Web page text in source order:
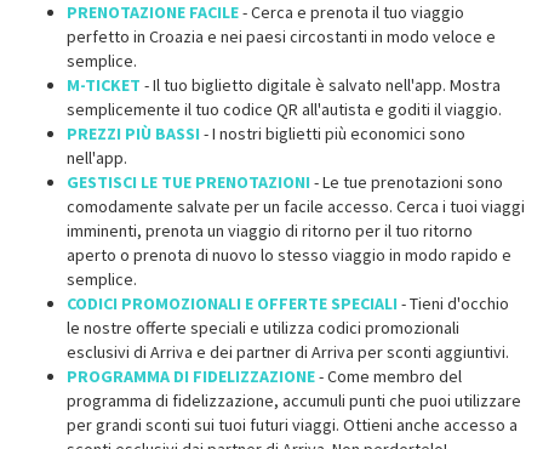
PRENOTAZIONE FACILE- Cerca e prenota il tuo viaggio
perfetto in Croazia e nei paesi circostanti in modo veloce e
semplice.
M-TICKET - Il tuo biglietto digitale è salvato nell'app. Mostra
semplicemente il tuo codice QR all'autista e goditi il viaggio.
PREZZI PIÙ BASSI - I nostri biglietti più economici sono
nell'app.
GESTISCI LE TUE PRENOTAZIONI - Le tue prenotazioni sono
comodamente salvate per un facile accesso. Cerca i tuoi viaggi
imminenti, prenota un viaggio di ritorno per il tuo ritorno
aperto o prenota di nuovo lo stesso viaggio in modo rapido e
semplice.
CODICI PROMOZIONALI E OFFERTE SPECIALI - Tieni d'occhio
le nostre offerte speciali e utilizza codici promozionali
esclusivi di Arriva e dei partner di Arriva per sconti aggiuntivi.
PROGRAMMA DI FIDELIZZAZIONE- Come membro del
programma di fidelizzazione, accumuli punti che puoi utilizzare
per grandi sconti sui tuoi futuri viaggi. Ottieni anche accesso a